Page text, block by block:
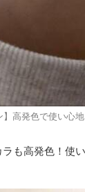
】高発色で使い心
も高発色！使